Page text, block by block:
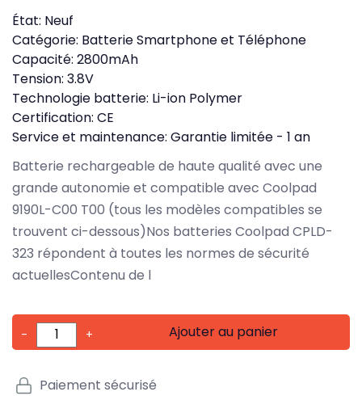
État: Neuf
Catégorie: Batterie Smartphone et Téléphone
Capacité: 2800mAh
Tension: 3.8V
Technologie batterie: Li-ion Polymer
Certification: CE
Service et maintenance: Garantie limitée - 1 an
Batterie rechargeable de haute qualité avec une
grande autonomie et compatible avec Coolpad
9190L-C00 T00 (tous les modèles compatibles se
trouvent ci-dessous)Nos batteries Coolpad CPLD-
323 répondent à toutes les normes de sécurité
actuellesContenu de l
- + Ajouter au panier
Paiement sécurisé